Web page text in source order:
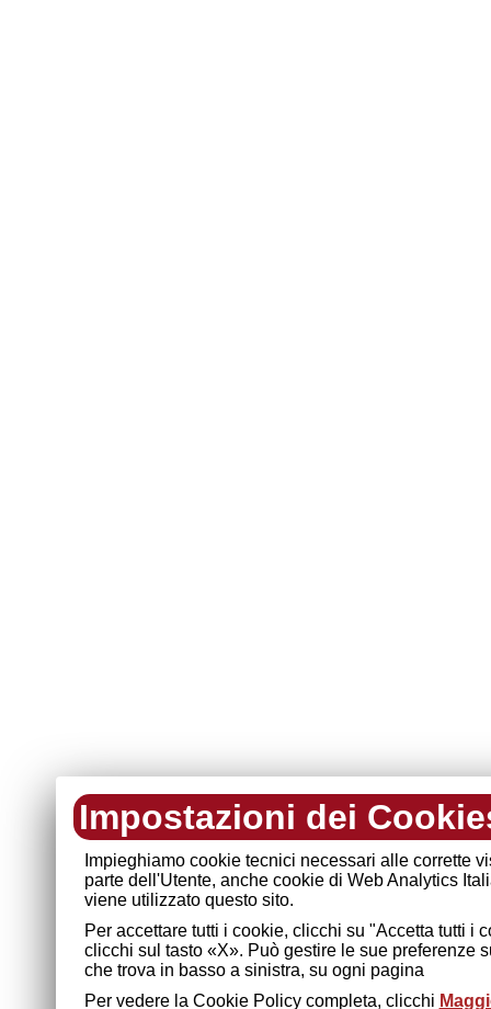
Impostazioni dei
Impieghiamo cookie tecnici necessari alle corrette
parte dell'Utente, anche cookie di Web Analytics
viene utilizzato questo sito.
Per accettare tutti i cookie, clicchi su "Accetta tutti
clicchi sul tasto «X». Può gestire le sue preferenze
che trova in basso a sinistra, su ogni pagina
Per vedere la Cookie Policy completa, clicchi